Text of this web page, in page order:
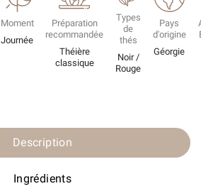
Moment
Journée
Préparation
recommandée
Théière
classique
Types
de
thés
Noir /
Rouge
Pays
d'origine
Géorgie
Description
Ingrédients